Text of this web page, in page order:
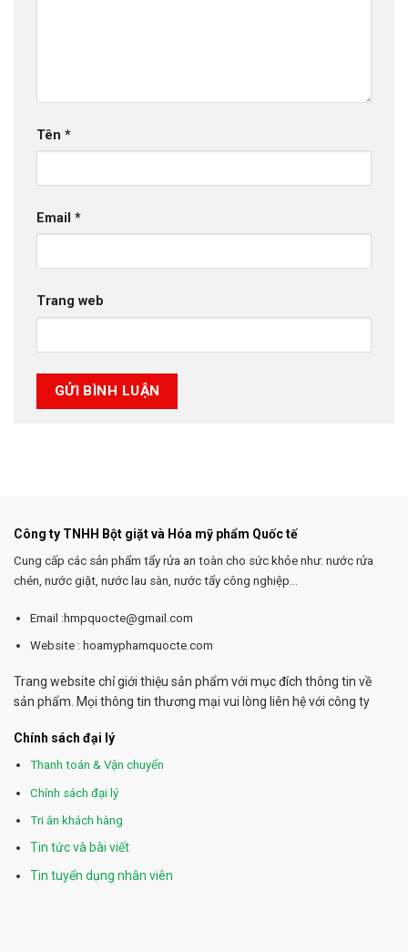
Tên *
Email *
Trang web
Công ty TNHH Bột giặt và Hóa mỹ phẩm Quốc tế
Cung cấp các sản phẩm tẩy rửa an toàn cho sức khỏe như: nước rửa
chén, nước giặt, nước lau sàn, nước tẩy công nghiệp...
Email :hmpquocte@gmail.com
Website : hoamyphamquocte.com
Trang website chỉ giới thiệu sản phẩm với mục đích thông tin về
sản phẩm. Mọi thông tin thương mại vui lòng liên hệ với công ty
Chính sách đại lý
Thanh toán & Vận chuyển
Chính sách đại lý
Tri ân khách hàng
Tin tức và bài viết
Tin tuyển dụng nhân viên